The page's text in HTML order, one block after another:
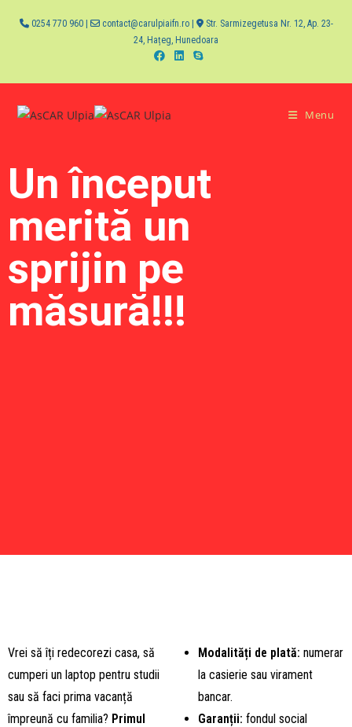
0254 770 960 | contact@carulpiaifn.ro |
Str. Sarmizegetusa Nr. 12, Ap. 23-
24, Hațeg, Hunedoara
Menu
Un început
merită un
sprijin pe
măsură!!!
Vrei să îți redecorezi casa, să
cumperi un laptop pentru studii
sau să faci prima vacanță
împreună cu familia? Primul
Modalități de plată: numerar
la casierie sau virament
bancar.
Garanții: fondul social